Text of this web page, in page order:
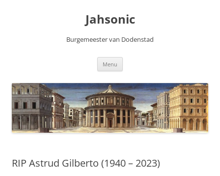
Jahsonic
Burgemeester van Dodenstad
Menu
RIP Astrud Gilberto (1940 – 2023)